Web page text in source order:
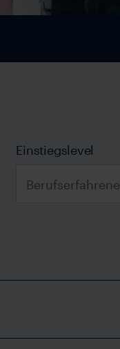
Einstiegslevel
Berufserfahrene